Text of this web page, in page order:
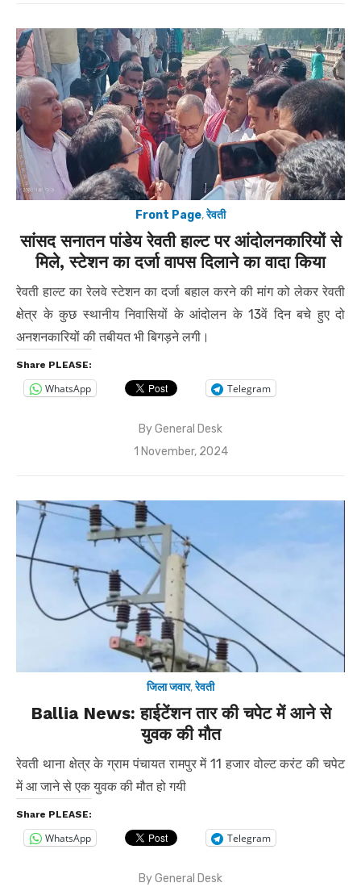
Front Page,रेवती
सांसद सनातन पांडेय रेवती हाल्ट पर आंदोलनकारियों से
मिले, स्टेशन का दर्जा वापस दिलाने का वादा किया
रेवती हाल्ट का रेलवे स्टेशन का दर्जा बहाल करने की मांग को लेकर रेवती
क्षेत्र के कुछ स्थानीय निवासियों के आंदोलन के 13वें दिन बचे हुए दो
अनशनकारियों की तबीयत भी बिगड़ने लगी।
Share PLEASE:
WhatsApp Telegram
ByGeneral Desk
Posted
1 November, 2024
जिला जवार,रेवती
Ballia News: हाईटेंशन तार की चपेट में आने से
युवक की मौत
रेवती थाना क्षेत्र के ग्राम पंचायत रामपुर में 11 हजार वोल्ट करंट की चपेट
में आ जाने से एक युवक की मौत हो गयी
Share PLEASE:
WhatsApp Telegram
ByGeneral Desk